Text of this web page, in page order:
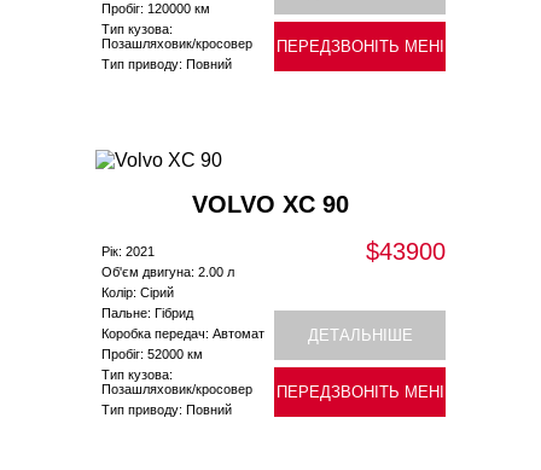
Пробіг: 120000 км
Тип кузова:
Позашляховик/кросовер
Тип приводу: Повний
ПЕРЕДЗВОНІТЬ МЕНІ
VOLVO XC 90
Рік: 2021
Об'єм двигуна: 2.00 л
Колір: Сірий
Пальне: Гібрид
Коробка передач: Автомат
Пробіг: 52000 км
Тип кузова:
Позашляховик/кросовер
Тип приводу: Повний
$43900
ДЕТАЛЬНІШЕ
ПЕРЕДЗВОНІТЬ МЕНІ